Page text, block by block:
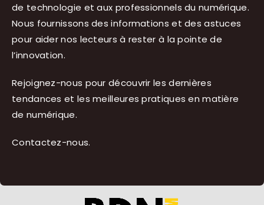
de technologie et aux professionnels du numérique.
Nous fournissons des informations et des astuces
pour aider nos lecteurs à rester à la pointe de
l’innovation.
Rejoignez-nous pour découvrir les dernières
tendances et les meilleures pratiques en matière
de numérique.
Contactez-nous.